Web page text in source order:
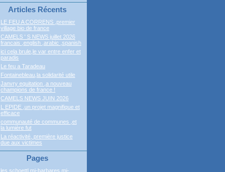
Articles Récents
LE FEU A CORRENS ,premier
village bio de france
CAMELS ' S NEWS juillet 2026
francais ,english ,arabic ,spanish
ici cela brule,le var entre enfer et
paradis
Le feu a Taradeau
Fontainebleau,la solidarité utile
Janvry equitation ,a nouveau
champions de france !
CAMELS NEWS JUIN 2026
L EPIDE ,un projet magnifique et
efficace
communauté de communes ,et
la lumière fut
La réactivité, première justice
due aux victimes
Pages
les schoettl mi-barbares,mi-